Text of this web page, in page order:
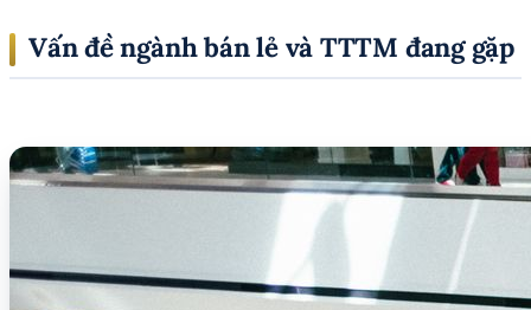
Vấn đề ngành bán lẻ và TTTM đang gặp